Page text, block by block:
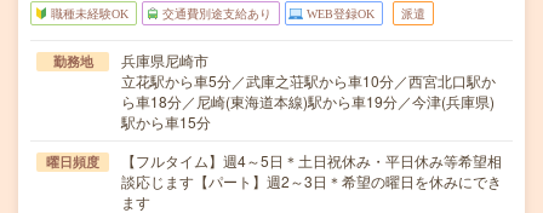
職種未経験OK 交通費別途支給あり WEB登録OK 派遣
勤務地
兵庫県尼崎市
立花駅から車5分／武庫之荘駅から車10分／西宮北口駅か
ら車18分／尼崎(東海道本線)駅から車19分／今津(兵庫県)
駅から車15分
曜日頻度
【フルタイム】週4～5日＊土日祝休み・平日休み等希望相
談応じます【パート】週2～3日＊希望の曜日を休みにでき
ます